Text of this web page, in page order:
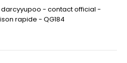
- contact official -
rapide - QG184